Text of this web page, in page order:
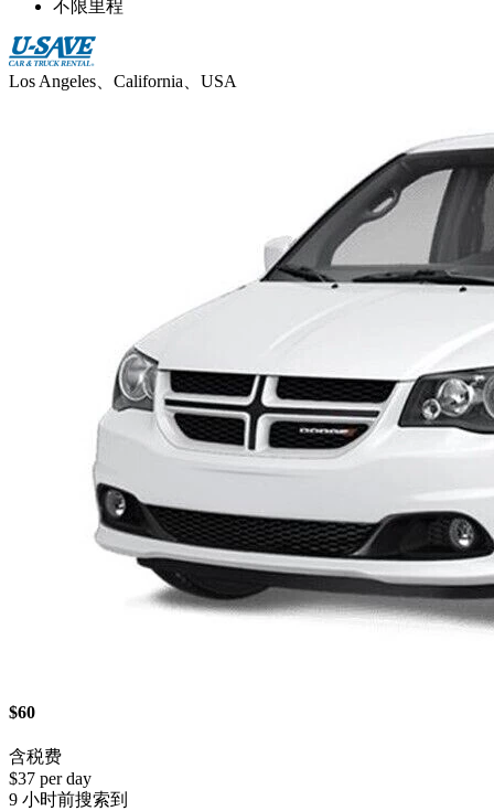
不限里程
Los Angeles、California、USA
$60
含税费
$37 per day
9 小时前搜索到